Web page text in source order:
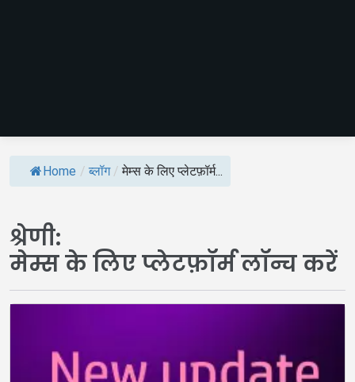
Home / ब्लॉग / मेम्स के लिए प्लेटफ़ॉर्म...
श्रेणी:
मेम्स के लिए प्लेटफ़ॉर्म लॉन्च करें